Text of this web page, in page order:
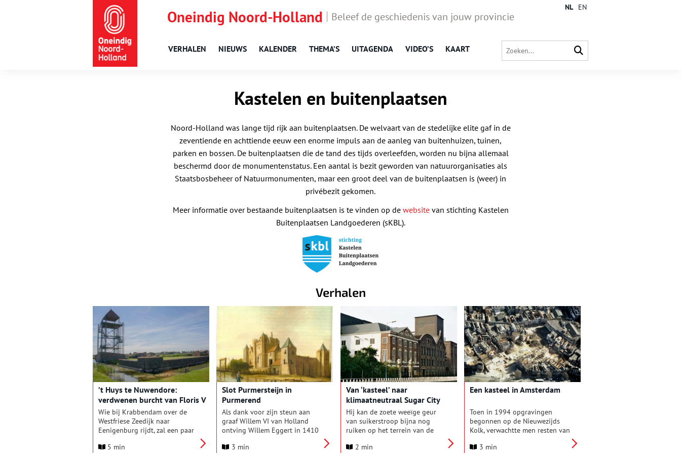
Oneindig Noord-Holland Beleef de geschiedenis van jouw provincie
VERHALEN NIEUWS KALENDER THEMA’S UITAGENDA VIDEO’S KAART
NL EN
Kastelen en buitenplaatsen
Noord-Holland was lange tijd rijk aan buitenplaatsen. De welvaart van de stedelijke elite gaf in de
zeventiende en achttiende eeuw een enorme impuls aan de aanleg van buitenhuizen, tuinen,
parken en bossen. De buitenplaatsen die de tand des tijds overleefden, worden nu bijna allemaal
beschermd door de monumentenstatus. Een aantal is bezit geworden van natuurorganisaties als
Staatsbosbeheer of Natuurmonumenten, maar een groot deel van de buitenplaatsen is (weer) in
privébezit gekomen.
Meer informatie over bestaande buitenplaatsen is te vinden op de websitevan stichting Kastelen
Buitenplaatsen Landgoederen (sKBL).
Verhalen
’t Huys te Nuwendore:
verdwenen burcht van Floris V
Wie bij Krabbendam over de
Westfriese Zeedijk naar
Eenigenburg rijdt, zal een paar
knik in de dijk verrijst een hoge
5 min
Slot Purmersteijn in
Purmerend
Als dank voor zijn steun aan
graaf Willem VI van Holland
ontving Willem Eggert in 1410
van Purmereynde’. De steenrijke
3 min
Van ‘kasteel’ naar
klimaatneutraal Sugar City
Hij kan de zoete weeïge geur
van suikerstroop bijna nog
ruiken op het terrein van de
Halfweg. Als hij zijn ogen sluit
2 min
Een kasteel in Amsterdam
Toen in 1994 opgravingen
begonnen op de Nieuwezijds
Kolk, verwachtte men resten van
vinden. De verbazing was groot
3 min